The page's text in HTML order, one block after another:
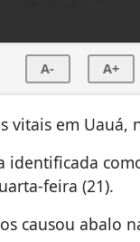
A- A+
vitais em Uauá,
feira (21).
causou abalo